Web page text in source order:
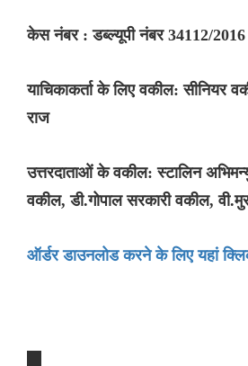
केस नंबर : डब्ल्यूपी नंबर 34112/2016
याचिकाकर्ता के लिए वकील: सीनियर
राज
उत्तरदाताओं के वकील: स्टालिन
वकील, डी.गोपाल सरकारी वकील,
ऑर्डर डाउनलोड करने के लिए यहां